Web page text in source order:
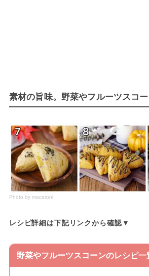
素材の旨味。野菜やフルーツスコ
Photo by macaroni
レシピ詳細は下記リンクから確認▼
野菜やフルーツスコーンのレシピ一